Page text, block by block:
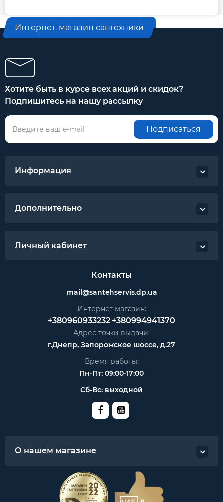
Интернет-магазин сантехники
Хотите быть в курсе всех акций и скидок?
Подпишитесь на нашу рассылку
Подписаться
Информация
Дополнительно
Личный кабинет
Контакты
mail@santehservis.dp.ua
Интернет магазин:
+380960933232 +380994941370
Адрес точки выдачи:
г.Днепр, Запорожское шоссе, д.27
Время работы:
Пн-Пт: 09:00-17:00
Сб-Вс: выходной
О нашем магазине